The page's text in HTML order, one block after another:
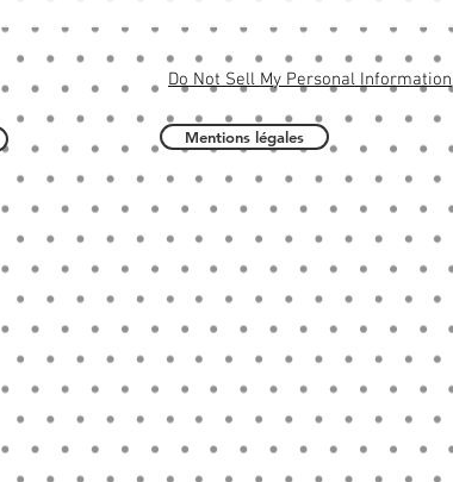
Do Not Sell My Personal Information
Mentions légales